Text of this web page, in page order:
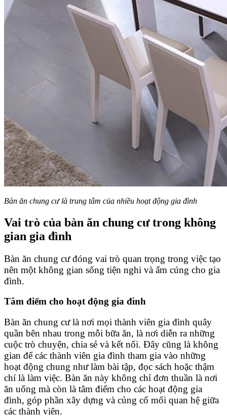
Bàn ăn chung cư là trung tâm của nhiều hoạt động gia đình
Vai trò của bàn ăn chung cư trong không
gian gia đình
Bàn ăn chung cư đóng vai trò quan trọng trong việc tạo
nên một không gian sống tiện nghi và ấm cúng cho gia
đình.
Tâm điểm cho hoạt động gia đình
Bàn ăn chung cư là nơi mọi thành viên gia đình quây
quần bên nhau trong mỗi bữa ăn, là nơi diễn ra những
cuộc trò chuyện, chia sẻ và kết nối. Đây cũng là không
gian để các thành viên gia đình tham gia vào những
hoạt động chung như làm bài tập, đọc sách hoặc thậm
chí là làm việc. Bàn ăn này không chỉ đơn thuần là nơi
ăn uống mà còn là tâm điểm cho các hoạt động gia
đình, góp phần xây dựng và củng cố mối quan hệ giữa
các thành viên.